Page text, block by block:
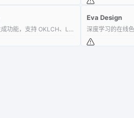
专业级在线调色板生成功能，支持 OKLCH、LCH、RGB、HEX 等
Eva Design
深度学习的在线